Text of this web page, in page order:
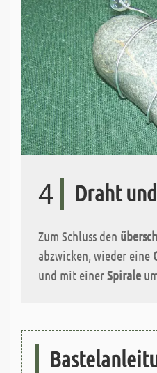
4 Draht
Zum Schluss den
abzwicken, wieder eine
und mit einerSpirale